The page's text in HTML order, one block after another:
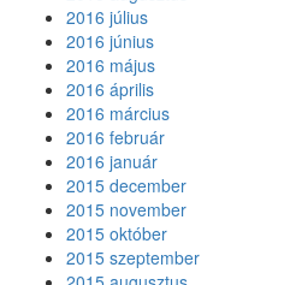
2016 július
2016 június
2016 május
2016 április
2016 március
2016 február
2016 január
2015 december
2015 november
2015 október
2015 szeptember